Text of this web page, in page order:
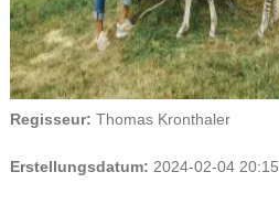
Regisseur: Thomas Kronthaler
Erstellungsdatum: 2024-02-04 20:15